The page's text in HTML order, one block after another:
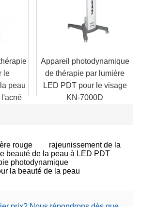
le
peau
l'acné
Appareil photodynamique
de thérapie par lumière
LED PDT pour le visage
KN-7000D
rouge
rajeunissement de la
beauté de la peau à LED PDT
photodynamique
la beauté de la peau